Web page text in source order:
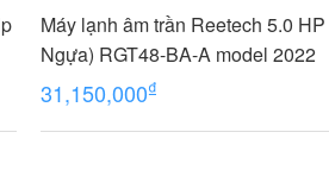
Máy lạnh âm trần Reetech 5.0
Ngựa) RGT48-BA-A model 2022
31,150,000₫